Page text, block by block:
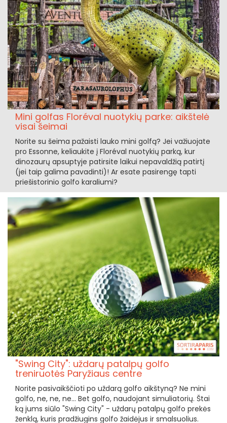
Mini golfas Floréval nuotykių parke: aikštelė
visai šeimai
Norite su šeima pažaisti lauko mini golfą? Jei važiuojate
pro Essonne, keliaukite į Floréval nuotykių parką, kur
dinozaurų apsuptyje patirsite laikui nepavaldžią patirtį
(jei taip galima pavadinti)! Ar esate pasirengę tapti
priešistorinio golfo karaliumi?
"Swing City": uždarų patalpų golfo
treniruotės Paryžiaus centre
Norite pasivaikščioti po uždarą golfo aikštyną? Ne mini
golfo, ne, ne, ne... Bet golfo, naudojant simuliatorių. Štai
ką jums siūlo "Swing City" - uždarų patalpų golfo prekės
ženklą, kuris pradžiugins golfo žaidėjus ir smalsuolius.